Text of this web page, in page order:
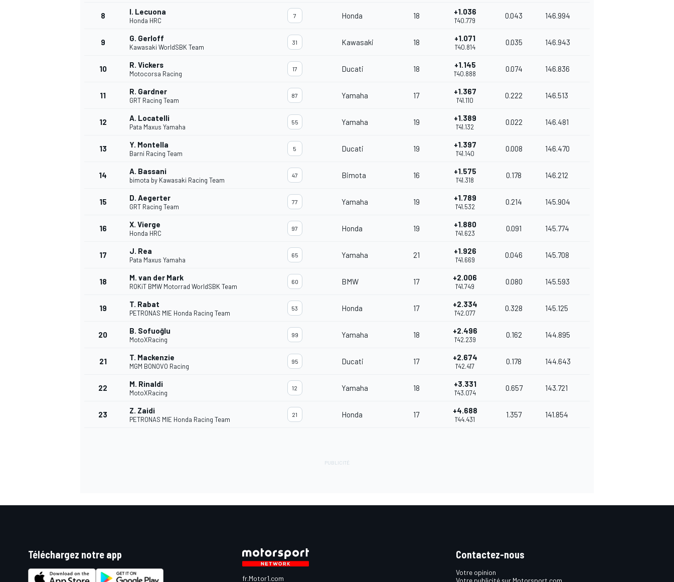
8 I. Lecuona
Honda HRC
7 Honda 18 +1.036
1'40.779
0.043 146.994
9 G. Gerloff
Kawasaki WorldSBK Team
31 Kawasaki 18 +1.071
1'40.814
0.035 146.943
10 R. Vickers
Motocorsa Racing
17 Ducati 18 +1.145
1'40.888
0.074 146.836
11 R. Gardner
GRT Racing Team
87 Yamaha 17 +1.367
1'41.110
0.222 146.513
12 A. Locatelli
Pata Maxus Yamaha
55 Yamaha 19 +1.389
1'41.132
0.022 146.481
13 Y. Montella
Barni Racing Team
5 Ducati 19 +1.397
1'41.140
0.008 146.470
14 A. Bassani
bimota by Kawasaki Racing Team
47 Bimota 16 +1.575
1'41.318
0.178 146.212
15 D. Aegerter
GRT Racing Team
77 Yamaha 19 +1.789
1'41.532
0.214 145.904
16 X. Vierge
Honda HRC
97 Honda 19 +1.880
1'41.623
0.091 145.774
17 J. Rea
Pata Maxus Yamaha
65 Yamaha 21 +1.926
1'41.669
0.046 145.708
18 M. van der Mark
ROKiT BMW Motorrad WorldSBK Team
60 BMW 17 +2.006
1'41.749
0.080 145.593
19 T. Rabat
PETRONAS MIE Honda Racing Team
53 Honda 17 +2.334
1'42.077
0.328 145.125
20 B. Sofuoğlu
MotoXRacing
99 Yamaha 18 +2.496
1'42.239
0.162 144.895
21 T. Mackenzie
MGM BONOVO Racing
95 Ducati 17 +2.674
1'42.417
0.178 144.643
22 M. Rinaldi
MotoXRacing
12 Yamaha 18 +3.331
1'43.074
0.657 143.721
23 Z. Zaidi
PETRONAS MIE Honda Racing Team
21 Honda 17 +4.688
1'44.431
1.357 141.854
Téléchargez notre app
fr.Motor1.com
Contactez-nous
Votre opinion
Votre publicité sur Motorsport.com